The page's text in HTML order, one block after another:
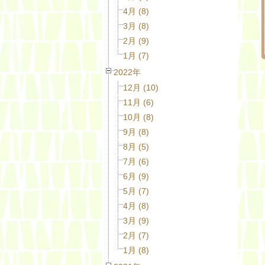
4月 (8)
3月 (8)
2月 (9)
1月 (7)
2022年
12月 (10)
11月 (6)
10月 (8)
9月 (8)
8月 (5)
7月 (6)
6月 (9)
5月 (7)
4月 (8)
3月 (9)
2月 (7)
1月 (8)